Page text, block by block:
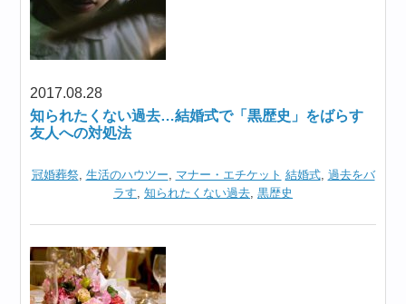
2017.08.28
知られたくない過去…結婚式で「黒歴史」をばらす
友人への対処法
冠婚葬祭, 生活のハウツー, マナー・エチケット 結婚式, 過去をバ
ラす, 知られたくない過去, 黒歴史